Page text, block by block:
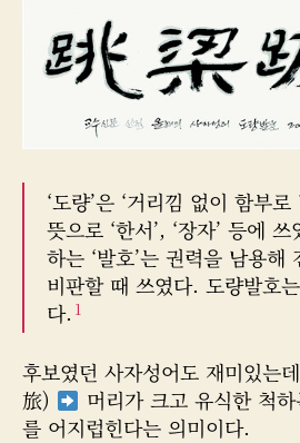
‘도량’은 ‘거리낌 없이 함부
뜻으로 ‘한서’, ‘장자’ 등에
하는 ‘발호’는 권력을 남용해
비판할 때 쓰였다. 도량발호
다. 1
후보였던 사자성어도 재미있는
旅)
머리가 크고 유식한 척
를 어지럽힌다는 의미이다.